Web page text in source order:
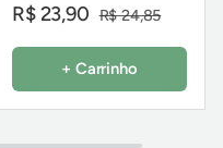
R$ 23,90 R$ 24,85
+ Carrinho